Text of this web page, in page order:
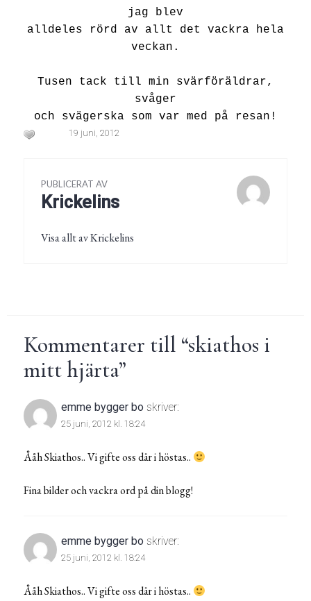
jag blev
alldeles rörd av allt det vackra hela
veckan.
Tusen tack till min svärföräldrar,
svåger
och svägerska som var med på resan!
19 juni, 2012
PUBLICERAT AV
Krickelins
Visa allt av Krickelins
Kommentarer till “skiathos i
mitt hjärta”
emme bygger bo skriver:
25 juni, 2012 kl. 18:24
Ååh Skiathos.. Vi gifte oss där i höstas..
Fina bilder och vackra ord på din blogg!
emme bygger bo skriver:
25 juni, 2012 kl. 18:24
Ååh Skiathos.. Vi gifte oss där i höstas..